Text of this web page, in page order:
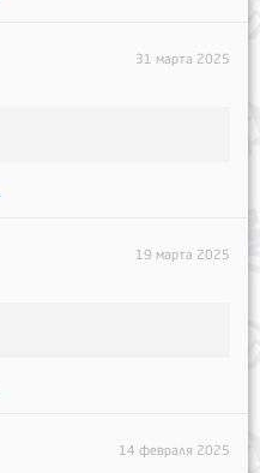
31 марта 2025
19 марта 2025
14 февраля 2025